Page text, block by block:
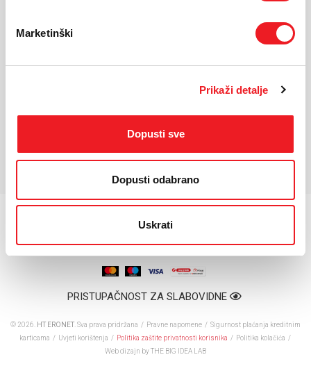
Marketinški
Prikaži detalje
Dopusti sve
Dopusti odabrano
Uskrati
Masa uređaja:
Operativni sustav:
watchOS 26
Baterija:
Li-Ion
proizvođača uređaja.
PRISTUPAČNOST ZA SLABOVIDNE
© 2026. HT ERONET . Sva prava pridržana / Pravne napomene / Sigurnost plaćanja kreditnim
karticama / Uvjeti korištenja / Politika zaštite privatnosti korisnika / Politika kolačića /
Web dizajn by THE BIG IDEA LAB